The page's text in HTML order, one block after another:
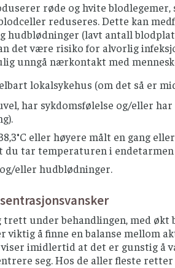
røde og hvite
reduseres. Dette kan
hudblødninger (lavt antall
det være risiko for alvorlig
unngå nærkontakt med
lokalsykehus (om det så er
har sykdomsfølelse og/eller
eller høyere målt en gang
du tar temperaturen i
eller hudblødninger.
trett under behandlingen, med
viktig å finne en balanse mellom
imidlertid at det er gunstig å
seg. Hos de aller fleste